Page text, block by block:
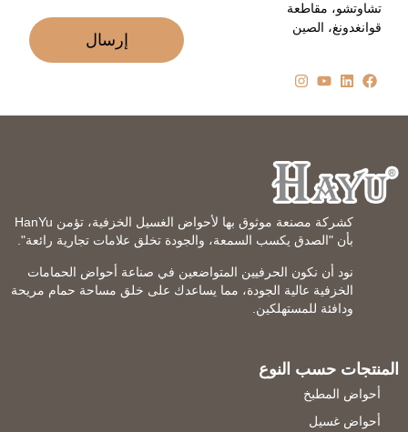
تشاوتشو، مقاطعة
قوانغدونغ، الصين
إرسال
كشركة مصنعة موثوق بها لأحواض الغسيل الخزفية، تؤمن HanYu
بأن "الصدق يكسب السمعة، والجودة تخلق علامات تجارية رائعة".
نود أن نكون الحرفيين المتواضعين في صناعة أحواض الحمامات
الخزفية عالية الجودة، مما يساعدك على خلق مساحة حمام مريحة
ودافئة للمستهلكين.
المنتجات حسب النوع
أحواض المطبخ
أحواض غسيل